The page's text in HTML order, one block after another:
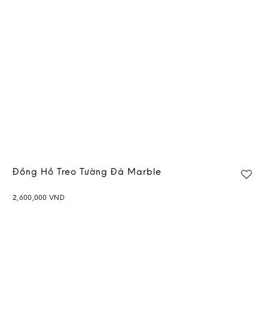
Đồng Hồ Treo Tường Đá Marble
2,600,000 VND